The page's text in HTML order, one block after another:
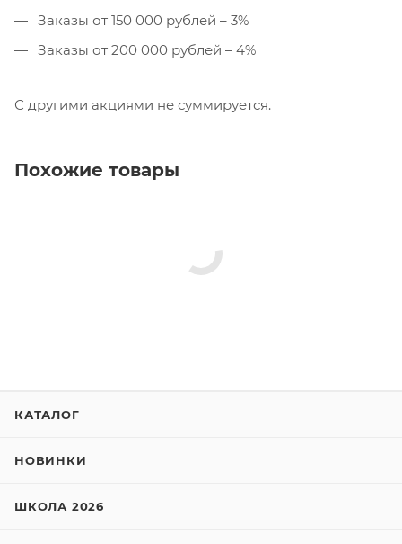
Заказы от 150 000 рублей – 3%
Заказы от 200 000 рублей – 4%
С другими акциями не суммируется.
Похожие товары
КАТАЛОГ
НОВИНКИ
ШКОЛА 2026